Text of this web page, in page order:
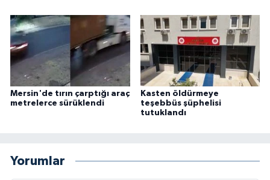
Mersin'de tırın çarptığı araç
metrelerce sürüklendi
Kasten öldürmeye
teşebbüs şüphelisi
tutuklandı
Yorumlar